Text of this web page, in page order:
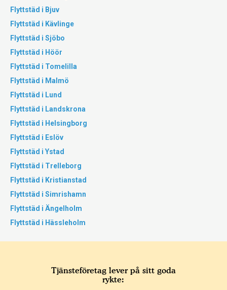
Flyttstäd i Bjuv
Flyttstäd i Kävlinge
Flyttstäd i Sjöbo
Flyttstäd i Höör
Flyttstäd i Tomelilla
Flyttstäd i Malmö
Flyttstäd i Lund
Flyttstäd i Landskrona
Flyttstäd i Helsingborg
Flyttstäd i Eslöv
Flyttstäd i Ystad
Flyttstäd i Trelleborg
Flyttstäd i Kristianstad
Flyttstäd i Simrishamn
Flyttstäd i Ängelholm
Flyttstäd i Hässleholm
Tjänsteföretag lever på sitt goda
rykte: